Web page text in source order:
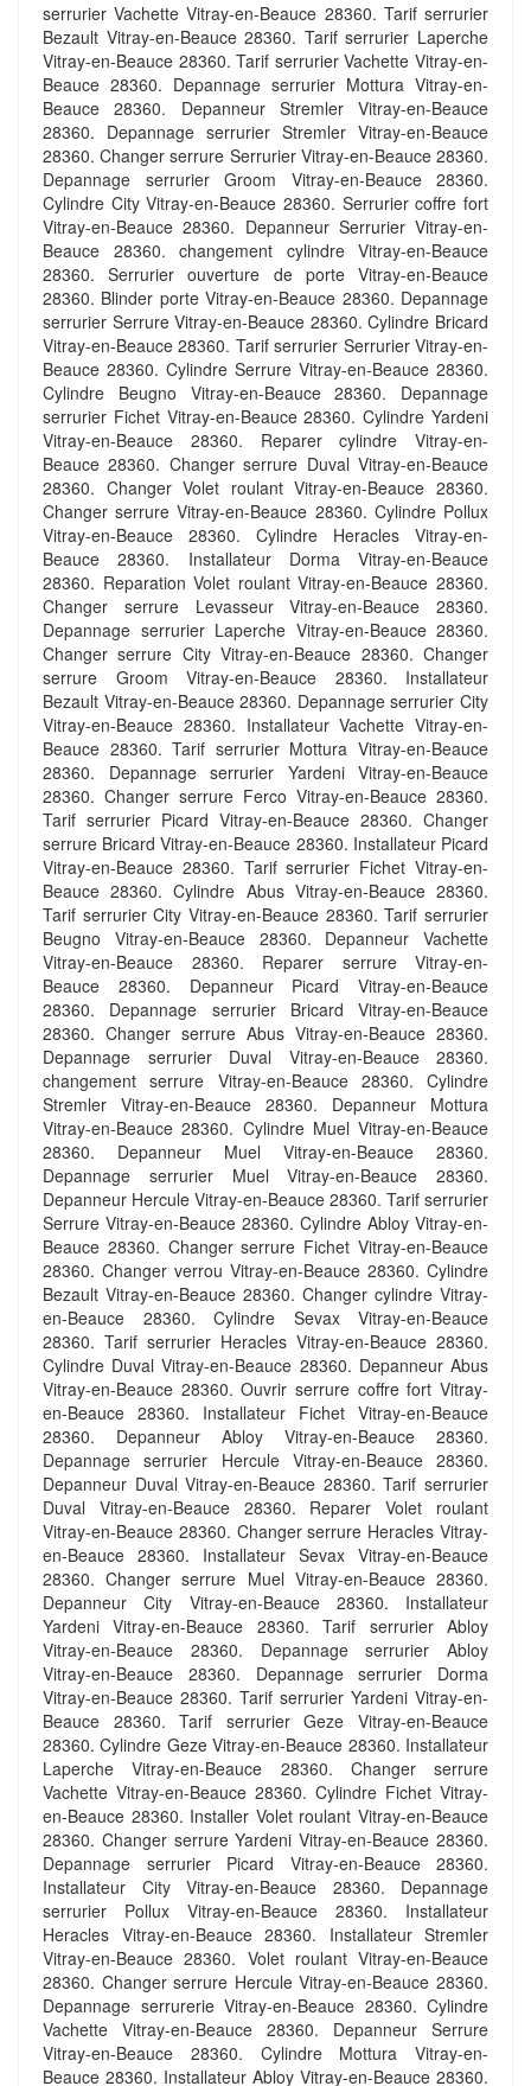
serrurier Vachette Vitray-en-Beauce 28360. Tarif serrurier
Bezault Vitray-en-Beauce 28360. Tarif serrurier Laperche
Vitray-en-Beauce 28360. Tarif serrurier Vachette Vitray-en-
Beauce 28360. Depannage serrurier Mottura Vitray-en-
Beauce 28360. Depanneur Stremler Vitray-en-Beauce
28360. Depannage serrurier Stremler Vitray-en-Beauce
28360. Changer serrure Serrurier Vitray-en-Beauce 28360.
Depannage serrurier Groom Vitray-en-Beauce 28360.
Cylindre City Vitray-en-Beauce 28360. Serrurier coffre fort
Vitray-en-Beauce 28360. Depanneur Serrurier Vitray-en-
Beauce 28360. changement cylindre Vitray-en-Beauce
28360. Serrurier ouverture de porte Vitray-en-Beauce
28360. Blinder porte Vitray-en-Beauce 28360. Depannage
serrurier Serrure Vitray-en-Beauce 28360. Cylindre Bricard
Vitray-en-Beauce 28360. Tarif serrurier Serrurier Vitray-en-
Beauce 28360. Cylindre Serrure Vitray-en-Beauce 28360.
Cylindre Beugno Vitray-en-Beauce 28360. Depannage
serrurier Fichet Vitray-en-Beauce 28360. Cylindre Yardeni
Vitray-en-Beauce 28360. Reparer cylindre Vitray-en-
Beauce 28360. Changer serrure Duval Vitray-en-Beauce
28360. Changer Volet roulant Vitray-en-Beauce 28360.
Changer serrure Vitray-en-Beauce 28360. Cylindre Pollux
Vitray-en-Beauce 28360. Cylindre Heracles Vitray-en-
Beauce 28360. Installateur Dorma Vitray-en-Beauce
28360. Reparation Volet roulant Vitray-en-Beauce 28360.
Changer serrure Levasseur Vitray-en-Beauce 28360.
Depannage serrurier Laperche Vitray-en-Beauce 28360.
Changer serrure City Vitray-en-Beauce 28360. Changer
serrure Groom Vitray-en-Beauce 28360. Installateur
Bezault Vitray-en-Beauce 28360. Depannage serrurier City
Vitray-en-Beauce 28360. Installateur Vachette Vitray-en-
Beauce 28360. Tarif serrurier Mottura Vitray-en-Beauce
28360. Depannage serrurier Yardeni Vitray-en-Beauce
28360. Changer serrure Ferco Vitray-en-Beauce 28360.
Tarif serrurier Picard Vitray-en-Beauce 28360. Changer
serrure Bricard Vitray-en-Beauce 28360. Installateur Picard
Vitray-en-Beauce 28360. Tarif serrurier Fichet Vitray-en-
Beauce 28360. Cylindre Abus Vitray-en-Beauce 28360.
Tarif serrurier City Vitray-en-Beauce 28360. Tarif serrurier
Beugno Vitray-en-Beauce 28360. Depanneur Vachette
Vitray-en-Beauce 28360. Reparer serrure Vitray-en-
Beauce 28360. Depanneur Picard Vitray-en-Beauce
28360. Depannage serrurier Bricard Vitray-en-Beauce
28360. Changer serrure Abus Vitray-en-Beauce 28360.
Depannage serrurier Duval Vitray-en-Beauce 28360.
changement serrure Vitray-en-Beauce 28360. Cylindre
Stremler Vitray-en-Beauce 28360. Depanneur Mottura
Vitray-en-Beauce 28360. Cylindre Muel Vitray-en-Beauce
28360. Depanneur Muel Vitray-en-Beauce 28360.
Depannage serrurier Muel Vitray-en-Beauce 28360.
Depanneur Hercule Vitray-en-Beauce 28360. Tarif serrurier
Serrure Vitray-en-Beauce 28360. Cylindre Abloy Vitray-en-
Beauce 28360. Changer serrure Fichet Vitray-en-Beauce
28360. Changer verrou Vitray-en-Beauce 28360. Cylindre
Bezault Vitray-en-Beauce 28360. Changer cylindre Vitray-
en-Beauce 28360. Cylindre Sevax Vitray-en-Beauce
28360. Tarif serrurier Heracles Vitray-en-Beauce 28360.
Cylindre Duval Vitray-en-Beauce 28360. Depanneur Abus
Vitray-en-Beauce 28360. Ouvrir serrure coffre fort Vitray-
en-Beauce 28360. Installateur Fichet Vitray-en-Beauce
28360. Depanneur Abloy Vitray-en-Beauce 28360.
Depannage serrurier Hercule Vitray-en-Beauce 28360.
Depanneur Duval Vitray-en-Beauce 28360. Tarif serrurier
Duval Vitray-en-Beauce 28360. Reparer Volet roulant
Vitray-en-Beauce 28360. Changer serrure Heracles Vitray-
en-Beauce 28360. Installateur Sevax Vitray-en-Beauce
28360. Changer serrure Muel Vitray-en-Beauce 28360.
Depanneur City Vitray-en-Beauce 28360. Installateur
Yardeni Vitray-en-Beauce 28360. Tarif serrurier Abloy
Vitray-en-Beauce 28360. Depannage serrurier Abloy
Vitray-en-Beauce 28360. Depannage serrurier Dorma
Vitray-en-Beauce 28360. Tarif serrurier Yardeni Vitray-en-
Beauce 28360. Tarif serrurier Geze Vitray-en-Beauce
28360. Cylindre Geze Vitray-en-Beauce 28360. Installateur
Laperche Vitray-en-Beauce 28360. Changer serrure
Vachette Vitray-en-Beauce 28360. Cylindre Fichet Vitray-
en-Beauce 28360. Installer Volet roulant Vitray-en-Beauce
28360. Changer serrure Yardeni Vitray-en-Beauce 28360.
Depannage serrurier Picard Vitray-en-Beauce 28360.
Installateur City Vitray-en-Beauce 28360. Depannage
serrurier Pollux Vitray-en-Beauce 28360. Installateur
Heracles Vitray-en-Beauce 28360. Installateur Stremler
Vitray-en-Beauce 28360. Volet roulant Vitray-en-Beauce
28360. Changer serrure Hercule Vitray-en-Beauce 28360.
Depannage serrurerie Vitray-en-Beauce 28360. Cylindre
Vachette Vitray-en-Beauce 28360. Depanneur Serrure
Vitray-en-Beauce 28360. Cylindre Mottura Vitray-en-
Beauce 28360. Installateur Abloy Vitray-en-Beauce 28360.